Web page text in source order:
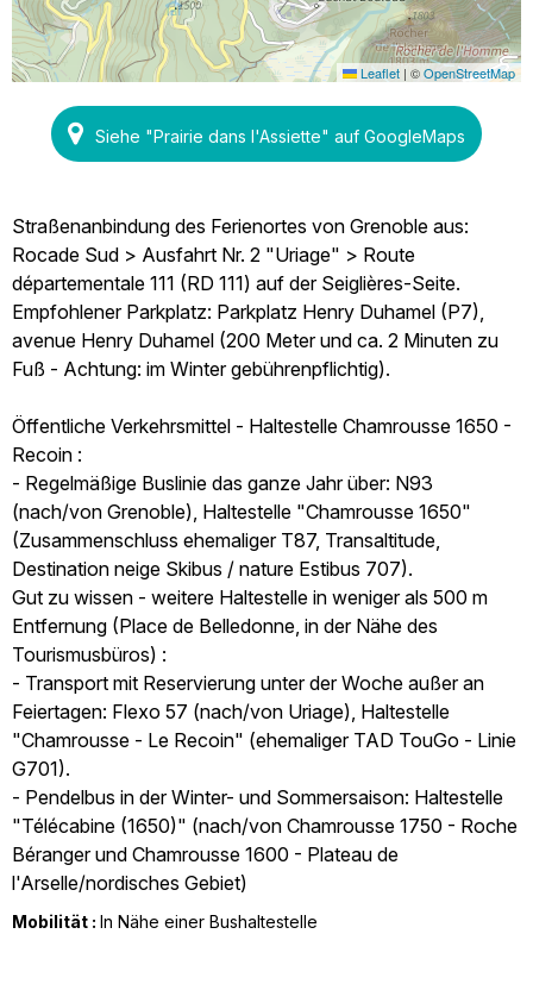
Leaflet | ©OpenStreetMap
Siehe "Prairie dans l'Assiette" auf GoogleMaps
Straßenanbindung des Ferienortes von Grenoble aus:
Rocade Sud > Ausfahrt Nr. 2 "Uriage" > Route
départementale 111 (RD 111) auf der Seiglières-Seite.
Empfohlener Parkplatz: Parkplatz Henry Duhamel (P7),
avenue Henry Duhamel (200 Meter und ca. 2 Minuten zu
Fuß - Achtung: im Winter gebührenpflichtig).
Öffentliche Verkehrsmittel - Haltestelle Chamrousse 1650 -
Recoin :
- Regelmäßige Buslinie das ganze Jahr über: N93
(nach/von Grenoble), Haltestelle "Chamrousse 1650"
(Zusammenschluss ehemaliger T87, Transaltitude,
Destination neige Skibus / nature Estibus 707).
Gut zu wissen - weitere Haltestelle in weniger als 500 m
Entfernung (Place de Belledonne, in der Nähe des
Tourismusbüros) :
- Transport mit Reservierung unter der Woche außer an
Feiertagen: Flexo 57 (nach/von Uriage), Haltestelle
"Chamrousse - Le Recoin" (ehemaliger TAD TouGo - Linie
G701).
- Pendelbus in der Winter- und Sommersaison: Haltestelle
"Télécabine (1650)" (nach/von Chamrousse 1750 - Roche
Béranger und Chamrousse 1600 - Plateau de
l'Arselle/nordisches Gebiet)
Mobilität : In Nähe einer Bushaltestelle